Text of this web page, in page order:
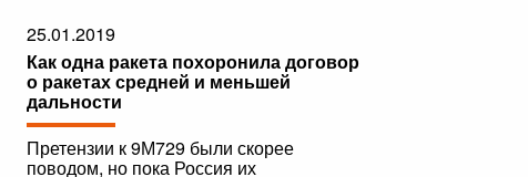
25.01.2019
Как одна ракета похоронила договор
о ракетах средней и меньшей
дальности
Претензии к 9М729 были скорее
поводом, но пока Россия их